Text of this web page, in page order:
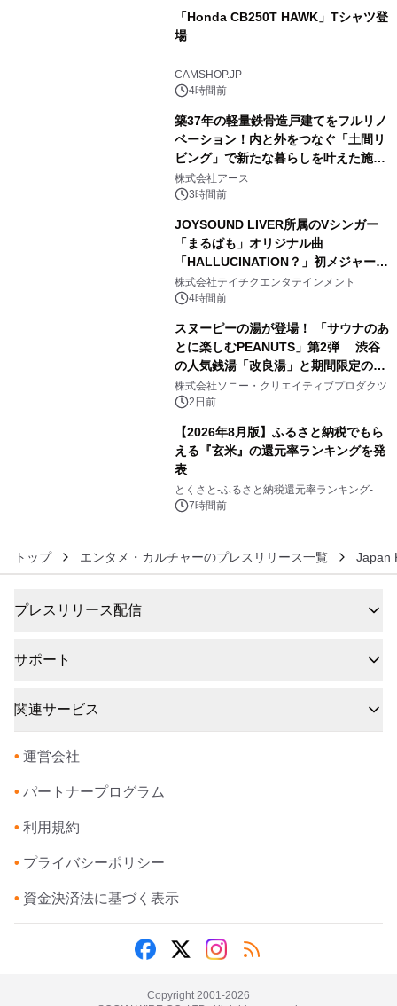
「Honda CB250T HAWK」Tシャツ登
場
CAMSHOP.JP
4時間前
築37年の軽量鉄骨造戸建てをフルリノ
ベーション！内と外をつなぐ「土間リ
ビング」で新たな暮らしを叶えた施工
事例を株式会社アースが公開
株式会社アース
3時間前
JOYSOUND LIVER所属のVシンガー
「まるぱも」オリジナル曲
「HALLUCINATION？」初メジャー配
信リリース決定！
株式会社テイチクエンタテインメント
4時間前
スヌーピーの湯が登場！ 「サウナのあ
とに楽しむPEANUTS」第2弾 渋谷
の人気銭湯「改良湯」と期間限定のコ
ラボレーション サウナイキタイコラ
ボグッズも発売決定！
株式会社ソニー・クリエイティブプロダクツ
2日前
【2026年8月版】ふるさと納税でもら
える『玄米』の還元率ランキングを発
表
とくさと-ふるさと納税還元率ランキング-
7時間前
トップ エンタメ・カルチャーのプレスリリース一覧 Japan
プレスリリース配信
サポート
関連サービス
• 運営会社
• パートナープログラム
• 利用規約
• プライバシーポリシー
• 資金決済法に基づく表示
Copyright 2001-2026